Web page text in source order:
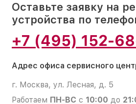
Оставьте заявку на
устройства по
+7 (495) 152-
Адрес офиса сервисного
г. Москва, ул. Лесная, д. 5
Работаем ПН-ВС с 10:00 до